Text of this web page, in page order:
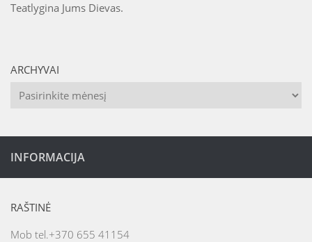
Teatlygina Jums Dievas.
ARCHYVAI
Archyvai
INFORMACIJA
RAŠTINĖ
Mob tel.+370 655 41154